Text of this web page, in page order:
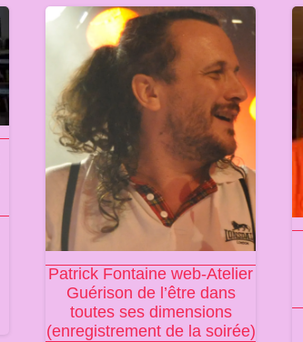
Patrick Fontaine web-Atelier
Guérison de l’être dans
toutes ses dimensions
(enregistrement de la soirée)